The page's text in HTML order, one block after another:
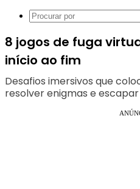
8 jogos de fuga
início ao fim
Desafios imersivos que
resolver enigmas e